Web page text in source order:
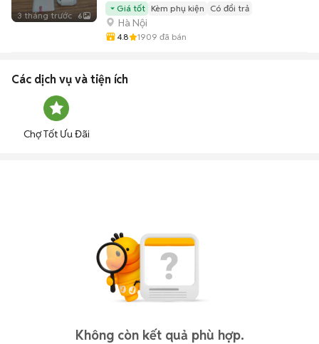
3 tháng trước 6
Giá tốt Kèm phụ kiện Có đổi trả
Hà Nội
4.8 1909 đã bán
Các dịch vụ và tiện ích
Chợ Tốt Ưu Đãi
Không còn kết quả phù hợp.